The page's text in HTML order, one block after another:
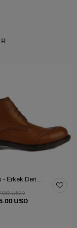
USD
USD